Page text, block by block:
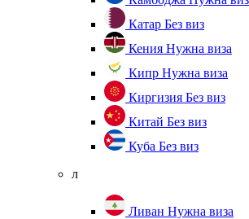
Катар Без виз
Кения Нужна виза
Кипр Нужна виза
Киргизия Без виз
Китай Без виз
Куба Без виз
л
Ливан Нужна виза